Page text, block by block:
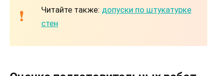
Читайте также: допуски по штукатурке
стен